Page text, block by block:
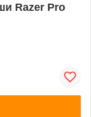
Razer Pro